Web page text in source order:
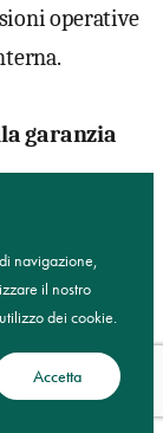
navigazione,
il nostro
dei cookie.
Accetta
operative
garanzia
regimi
I
prevedere,
— in
viene
di ricambi,